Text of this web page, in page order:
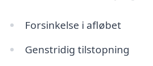
Forsinkelse i afløbet
Genstridig tilstopning